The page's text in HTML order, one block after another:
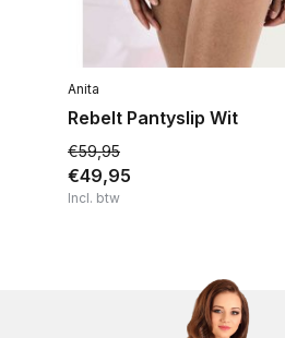
Anita
Rebelt Pantyslip Wit
€59,95
€49,95
Incl. btw